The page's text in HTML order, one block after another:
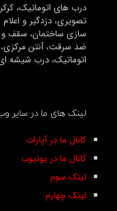
درب های اتوماتیک،
تصویری، دزدگیر و
سازی ساختمان، سقف و
ضد سرقت، آنتن
اتوماتیک، درب شیشه
لینک های ما در سایر
کانال ما در آپارات
کانال ما در یوتیوب
لینک سوم
لینک چهارم